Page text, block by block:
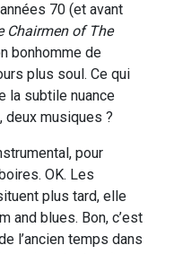
70 (et avant
Chairmen of The
bonhomme de
plus soul. Ce qui
la subtile nuance
deux musiques ?
pour
OK. Les
plus tard, elle
and blues. Bon, c’est
l’ancien temps dans